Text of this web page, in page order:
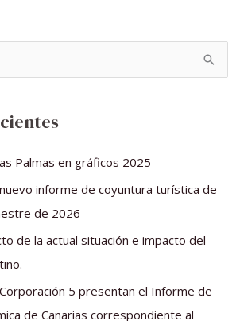
Palmas en gráficos 2025
informe de coyuntura turística de
de 2026
de la actual situación e impacto del
5 presentan el Informe de
de Canarias correspondiente al